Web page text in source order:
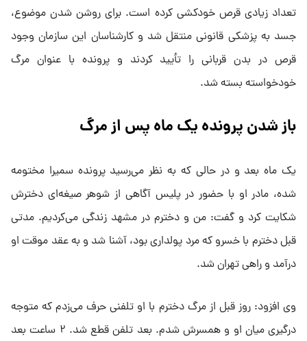
تعداد زیادی قرص خودکشی کرده است. برای روشن شدن موضوع،
جسد به پزشکی قانونی منتقل شد و کارشناسان این سازمان وجود
قرص در بدن قربانی را تأیید کردند و پرونده با عنوان مرگ
خودخواسته بسته شد.
باز شدن پرونده یک ماه پس از مرگ
یک ماه بعد و در حالی که به نظر می‌رسید پرونده سمیرا مختومه
شده، مادر او با حضور در پلیس آگاهی از شوهر صیغه‌ای دخترش
شکایت کرد و گفت: من و دخترم در مشهد زندگی می‌کردیم. مدتی
قبل دخترم با خسرو که مرد پولداری بود، آشنا شد و به عقد موقت او
درآمد و راهی تهران شد.
وی افزود: روز قبل از مرگ دخترم با او تلفنی حرف می‌زدم که متوجه
درگیری میان او و همسرش شدم. بعد تلفن قطع شد. ۲ ساعت بعد